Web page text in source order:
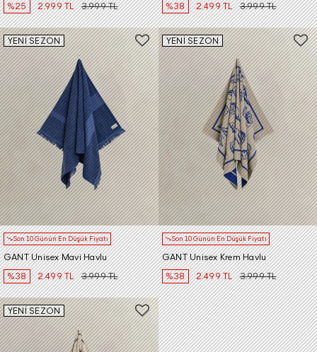
%25
2.999 TL 3.999 TL
%38
2.499 TL 3.999 TL
YENİ SEZON
Son 10 Günün En Düşük Fiyatı
GANT Unisex Mavi Havlu
%38
2.499 TL 3.999 TL
YENİ SEZON
Son 10 Günün En Düşük Fiyatı
GANT Unisex Krem Havlu
%38
2.499 TL 3.999 TL
YENİ SEZON